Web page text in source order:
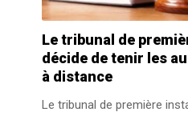
Le tribunal de
décide de tenir les
à distance
Le tribunal de première